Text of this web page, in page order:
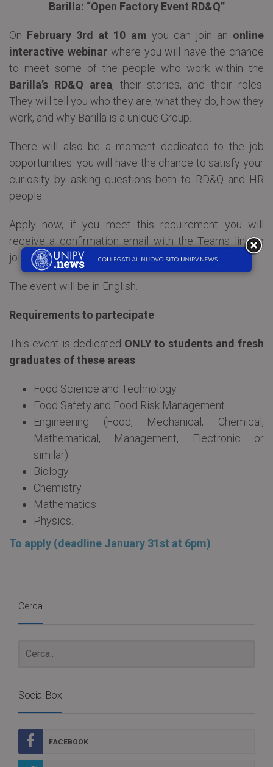
Barilla: “Open Factory Event RD&Q”
On February 3rd at 10 am you can join an online
interactive webinarwhere you will have the chance
to meet some of the people who work within the
Barilla’s RD&Q area, their stories, and their roles.
They will tell you who they are, what they do, how they
work, and why Barilla is a unique Group.
There will also be a moment dedicated to the job
opportunities: you will have the chance to satisfy your
curiosity by asking questions both to RD&Q and HR
people.
Apply now, if you meet this requirement you will
receive a confirmation email with the Teams link to
join the event.
The event will be in English.
Requirements to partecipate
This event is dedicated ONLY to students and fresh
graduates of these areas:
Food Science and Technology.
Food Safety and Food Risk Management.
Engineering (Food, Mechanical, Chemical,
Mathematical, Management, Electronic or
similar).
Biology.
Chemistry.
Mathematics.
Physics.
To apply (deadline January 31st at 6pm)
Cerca
Social Box
FACEBOOK